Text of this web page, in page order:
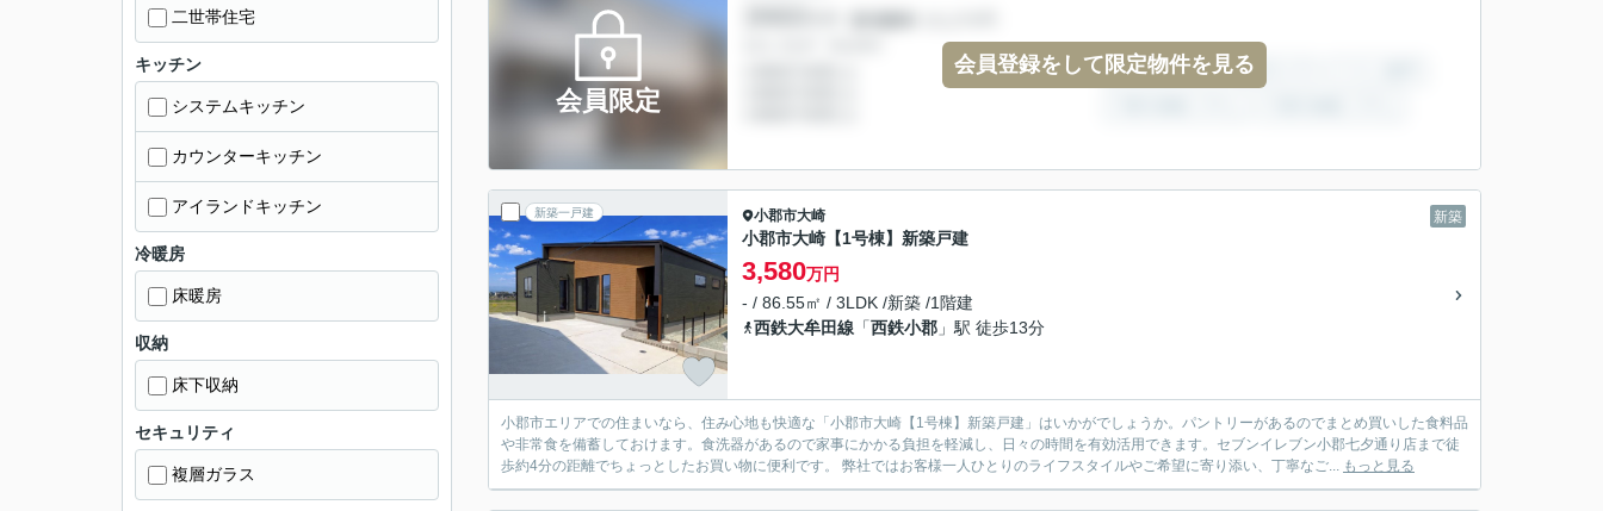
会員限定
会員登録をして限定物件を見る
新築一戸建 新築
小郡市大崎
小郡市大崎【1号棟】新築戸建
3,580万円
- / 86.55㎡ / 3LDK /新築 /1階建
西鉄大牟田線 「西鉄小郡 」駅 徒歩13分
小郡市エリアでの住まいなら、住み心地も快適な「小郡市大崎【1号棟】新築戸建」はいかがでしょうか。パントリーがあるのでまとめ買いした食料品
や非常食を備蓄しておけます。食洗器があるので家事にかかる負担を軽減し、日々の時間を有効活用できます。セブンイレブン小郡七夕通り店まで徒
歩約4分の距離でちょっとしたお買い物に便利です。 弊社ではお客様一人ひとりのライフスタイルやご希望に寄り添い、丁寧なご... もっと見る
二世帯住宅
キッチン
システムキッチン
カウンターキッチン
アイランドキッチン
冷暖房
床暖房
収納
床下収納
セキュリティ
複層ガラス